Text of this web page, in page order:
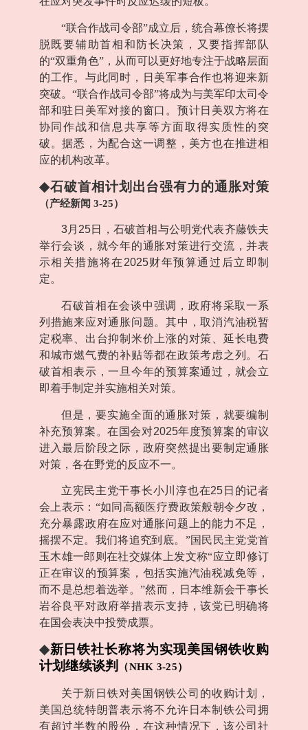
“联合作战司令部”成立后，统合幕僚长将摆
脱既要辅助首相和防长决策，又要指挥部队
的“双重角色”，从而可以更好地专注于战略层面
的工作。与此同时，日美军事合作也将迎来新
突破。“联合作战司令部”将成为与美军印太司令
部和驻日美军对接的窗口。预计日美双方将在
协同作战和信息共享等方面取得实质性的突
破。据悉，为配合这一调整，美方也在推进相
应的机构改革。
◆石破首相计划出台强有力的通胀对策
（产经新闻 3-25）
3月 25日，石破首相与公明党代表齐藤铁夫
举行会谈，就今年的通胀对策进行交流，并表
示相关措施将在 2025财年预算通过后立即制
定。
石破首相在会谈中强调，政府将采取一系
列措施来应对通胀问题。其中，取消汽油税暂
定税率、出台抑制米价上涨的对策、延长电费
和城市燃气费的补贴等都在政策考虑之列。石
破首相表示，一旦今年的预算案通过，就会立
即着手制定并实施相关对策。
但是，要实施全面的通胀对策，就要编制
补充预算案。在国会对2025年度预算案的审议
进入最后阶段之际，政府突然提出要制定通胀
对策，各在野党的反应不一。
立宪民主党干事长小川淳也在25 日的记者
会上表示：“如同高额医疗费政策般朝令夕改，
充分暴露政府在应对通胀问题上的能力不足，
摇摆不定。我们将追究到底。”国民民主党党首
玉木雄一郎则在社交媒体上发文称“应立即修订
正在审议的预算案，包括实施汽油税减免等，
而不是总想着选举。”然而，日本维新会干事长
岩谷良平对政府举措表示支持，该党已明确将
在国会表决中投赞成票。
◆新日铁社长称将为实现美国钢铁收购
计划继续谈判
（NHK 3-25）
关于新日铁对美国钢铁公司的收购计划，
美国总统特朗普表示将不允许日本制铁公司拥
有超过半数的股份，在这种情况下，该公司社